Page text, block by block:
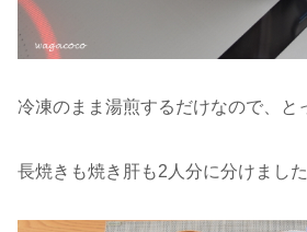
冷凍のまま湯煎するだけなので、と
長焼きも焼き肝も2人分に分けました